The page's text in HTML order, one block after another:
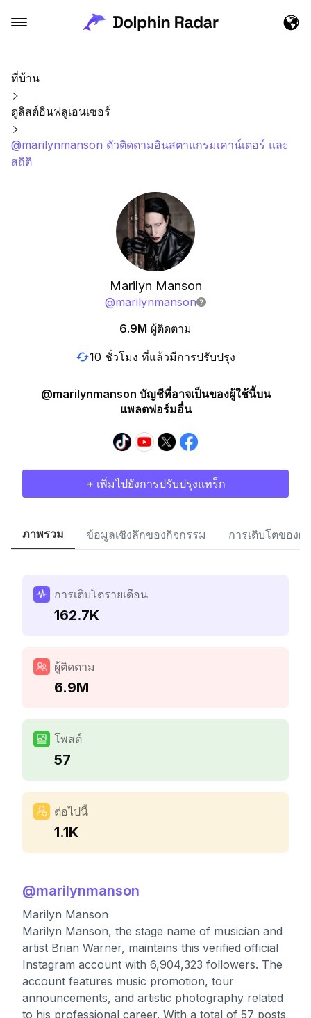
ที่บ้าน
ดูลิสต์อินฟลูเอนเซอร์
@marilynmanson ตัวติดตามอินสตาแกรมเคาน์เตอร์ และ
สถิติ
Marilyn Manson
@marilynmanson
6.9M ผู้ติดตาม
10 ชั่วโมง ที่แล้วมีการปรับปรุง
@marilynmanson บัญชีที่อาจเป็นของผู้ใช้นี้บน
แพลตฟอร์มอื่น
+ เพิ่มไปยังการปรับปรุงแทร็ก
ภาพรวม ข้อมูลเชิงลึกของกิจกรรม การเติบโตของผู้
การเติบโตรายเดือน
162.7K
ผู้ติดตาม
6.9M
โพสต์
57
ต่อไปนี้
1.1K
@marilynmanson
Marilyn Manson
Marilyn Manson, the stage name of musician and
artist Brian Warner, maintains this verified official
Instagram account with 6,904,323 followers. The
account features music promotion, tour
announcements, and artistic photography related
to his professional career. With a total of 57 posts